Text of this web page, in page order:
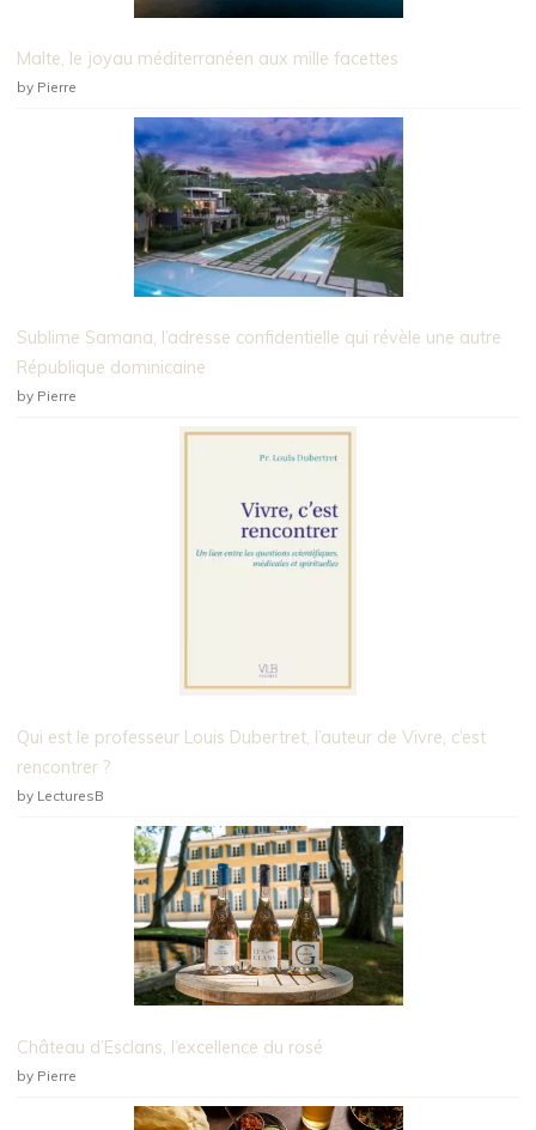
Malte, le joyau méditerranéen aux mille facettes
by Pierre
Sublime Samana, l’adresse confidentielle qui révèle une autre
République dominicaine
by Pierre
Qui est le professeur Louis Dubertret, l’auteur de Vivre, c’est
rencontrer ?
by LecturesB
Château d’Esclans, l’excellence du rosé
by Pierre